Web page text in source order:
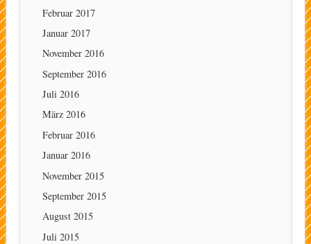
Februar 2017
Januar 2017
November 2016
September 2016
Juli 2016
März 2016
Februar 2016
Januar 2016
November 2015
September 2015
August 2015
Juli 2015